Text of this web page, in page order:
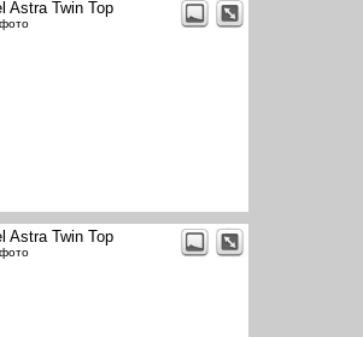
Astra Twin Top
Astra Twin Top